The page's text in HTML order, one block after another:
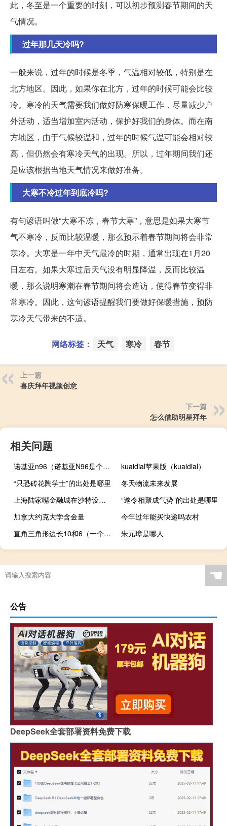
此，冬至是一个重要的时刻，可以初步预测春节期间的天
气情况。
过年那几天冷吗?
一般来说，过年的时候是冬季，气温相对较低，特别是在
北方地区。因此，如果你在北方，过年的时候可能会比较
冷。寒冷的天气需要我们做好防寒保暖工作，尽量减少户
外活动，适当增加室内活动，保护好我们的身体。而在南
方地区，由于气候较温和，过年的时候气温可能会相对较
高，但仍然会有寒冷天气的出现。所以，过年期间我们还
是应该根据当地天气情况来做好准备。
大寒不冷过年到底冷吗?
有句谚语叫做“大寒不冻，春节大寒”，意思是如果大寒节
气不寒冷，反而比较温暖，那么预示着春节期间将会非常
寒冷。大寒是一年中天气最冷的时期，通常出现在1月20
日左右。如果大寒过后天气没有明显降温，反而比较温
暖，那么说明寒潮在春节期间将会造访，使得春节变得非
常寒冷。因此，这句谚语提醒我们要做好保暖措施，预防
寒冷天气带来的不适。
网络标签： 天气 寒冷 春节
上一篇
喜庆拜年视频创意
下一篇
怎么借助明星拜年
相关问题
诺基亚n96（诺基亚N96是个怎样的机子）
kuaidial苹果版（kuaidial）
“只恐砖花陶学士”的出处是哪里
冬天物流未来发展
上海陆家嘴金融城在沙特设办事处
“遂令相聚成气势”的出处是哪里
加拿大约克大学含金量
今年过年能买快递吗农村
直角三角形边长10和6（一个直角三角形斜边长10一条直角边长6）
朱元璋是哪人
☚
公告
DeepSeek全套部署资料免费下载